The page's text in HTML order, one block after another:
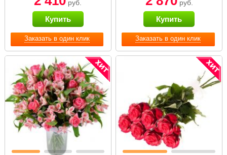
Заказать в один клик
руб.
Купить
Заказать в один клик
руб.
Купить